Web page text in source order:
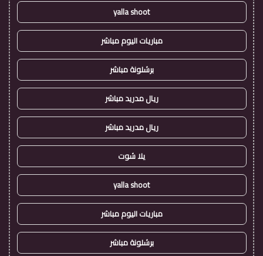
yalla shoot
مباريات اليوم مباشر
برشلونة مباشر
ريال مدريد مباشر
ريال مدريد مباشر
يلا شوت
yalla shoot
مباريات اليوم مباشر
برشلونة مباشر